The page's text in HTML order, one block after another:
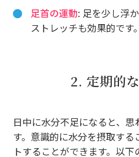
足首の運動: 足を少し浮
ストレッチも効果的です。
2. 定期的
日中に水分不足になると、
す。意識的に水分を摂取す
トすることができます。以